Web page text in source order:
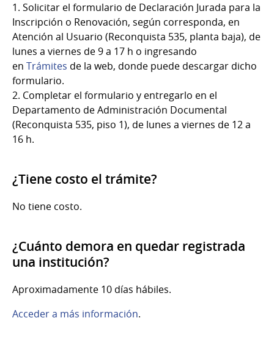
1. Solicitar el formulario de Declaración Jurada para la
Inscripción o Renovación, según corresponda, en
Atención al Usuario (Reconquista 535, planta baja), de
lunes a viernes de 9 a 17 h o ingresando
en Trámites de la web, donde puede descargar dicho
formulario.
2. Completar el formulario y entregarlo en el
Departamento de Administración Documental
(Reconquista 535, piso 1), de lunes a viernes de 12 a
16 h.
¿Tiene costo el trámite?
No tiene costo.
¿Cuánto demora en quedar registrada
una institución?
Aproximadamente 10 días hábiles.
Acceder a más información.